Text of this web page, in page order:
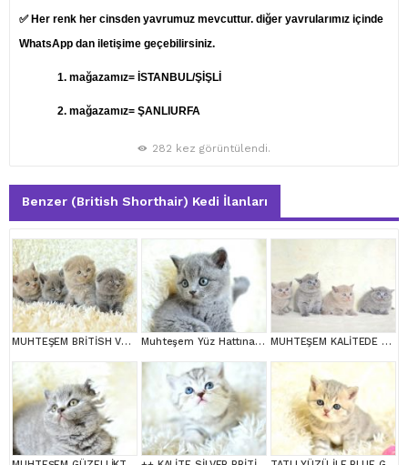
✅ Her renk her cinsden yavrumuz mevcuttur. diğer yavrularımız içinde
WhatsApp dan iletişime geçebilirsiniz.
1. mağazamız= İSTANBUL/ŞİŞLİ
2. mağazamız= ŞANLIURFA
282 kez görüntülendi.
Benzer (British Shorthair) Kedi İlanları
MUHTEŞEM BRİTİSH VE SCOTTİSH YAVRULAR Muhteşem Yüz Hattına Sahip gri british shorthair MUHTEŞEM KALİTEDE BRİTİSH SHORTHAİR YAVRULARIMIZ